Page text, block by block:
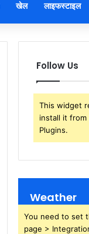
खेल लाइफस्टाइल
Follow Us
This widget
install it
Plugins.
Weather
You need to set
page >